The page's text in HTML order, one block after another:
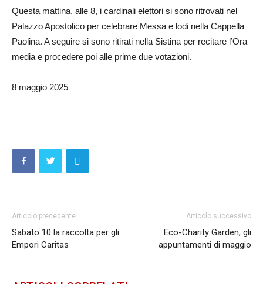
Questa mattina, alle 8, i cardinali elettori si sono ritrovati nel
Palazzo Apostolico per celebrare Messa e lodi nella Cappella
Paolina. A seguire si sono ritirati nella Sistina per recitare l’Ora
media e procedere poi alle prime due votazioni.
8 maggio 2025
Articolo precedente
Sabato 10 la raccolta per gli
Empori Caritas
Articolo successivo
Eco-Charity Garden, gli
appuntamenti di maggio